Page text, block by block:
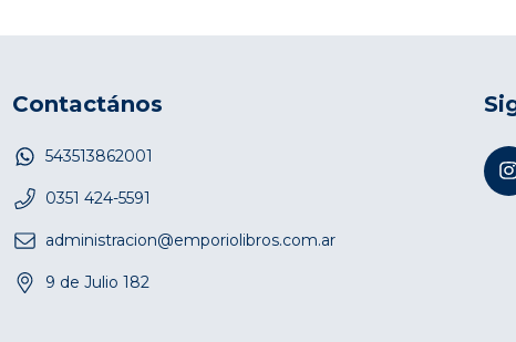
Contactános
543513862001
0351 424-5591
administracion@emporiolibros.com.ar
9 de Julio 182